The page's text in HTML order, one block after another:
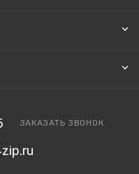
ЗАКАЗАТЬ ЗВОНОК